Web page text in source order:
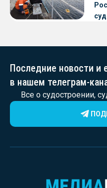
Последние новости
в нашем телеграм-
Все о судостроении,